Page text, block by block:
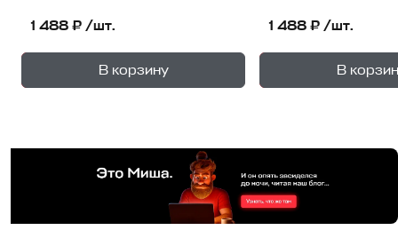
1 488 ₽ /шт.
В корзину
1уп.
1 488 ₽ /шт.
В 1